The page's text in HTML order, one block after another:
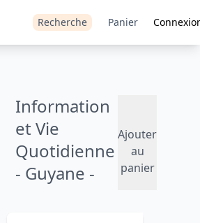
Recherche Panier
Information
et Vie
Quotidienne
- Guyane -
Ajouter
au
panier